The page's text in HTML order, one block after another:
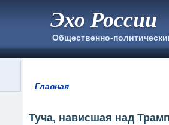
Эхо России
Общественно-
Главная
Туча, нависшая над